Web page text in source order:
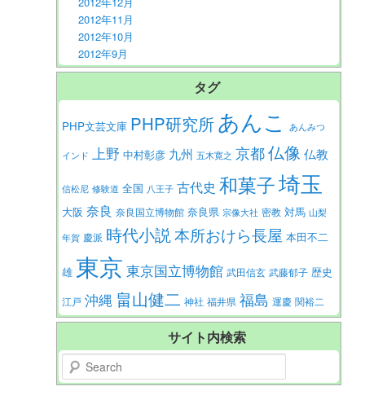
2012年11月
2012年10月
2012年9月
タグ
PHP文芸文庫 PHP研究所あんこ あんみつ
インド 上野 中村彰彦 九州 五木寛之 京都仏像 仏教
信松尼 修験道 全国 八王子 古代史 和菓子埼玉
大阪 奈良 奈良国立博物館 奈良県 宗像大社 密教 対馬 山梨
年賀 慶派 時代小説 本所おけら長屋 本田不二
雄 東京 東京国立博物館 武田信玄 武藤郁子 歴史
江戸 沖縄 畠山健二 神社 福井県 福島 運慶 関裕二
サイト内検索
Search